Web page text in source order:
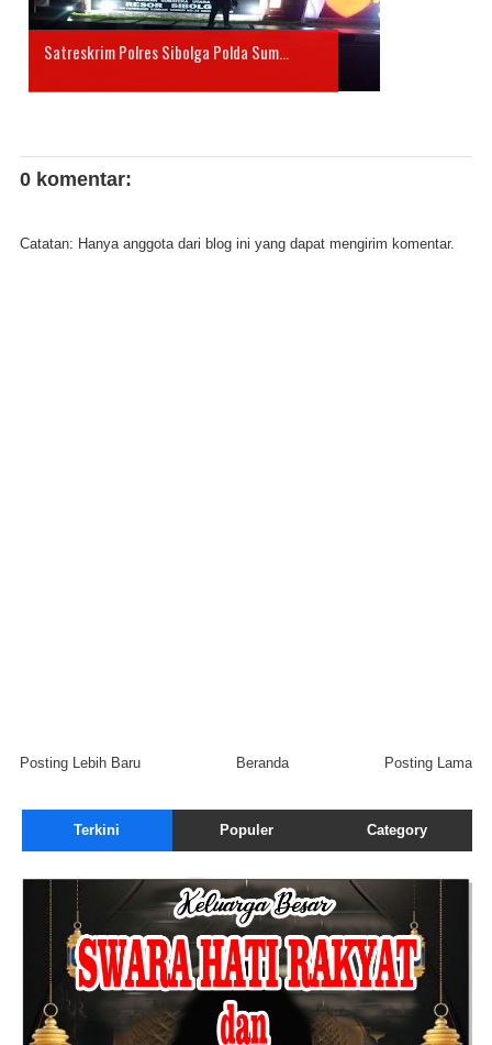
Satreskrim Polres Sibolga Polda Sum...
0 komentar:
Catatan: Hanya anggota dari blog ini yang dapat mengirim komentar.
Posting Lebih Baru Posting Lama
Beranda
Terkini Populer Category